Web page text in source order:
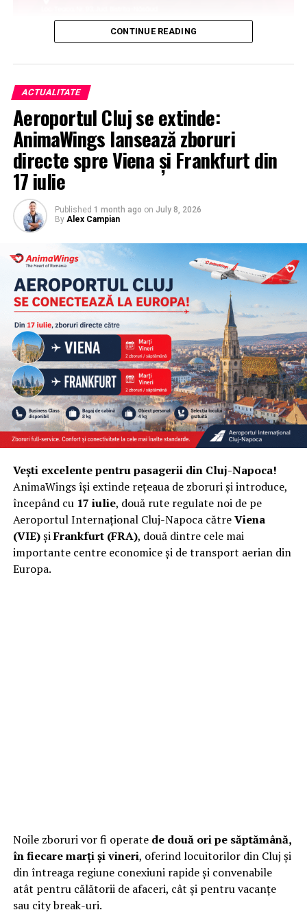
CONTINUE READING
ACTUALITATE
Aeroportul Cluj se extinde:
AnimaWings lansează zboruri
directe spre Viena și Frankfurt din
17 iulie
Published 1 month ago on July 8, 2026
By Alex Campian
Vești excelente pentru pasagerii din Cluj-Napoca!
AnimaWings își extinde rețeaua de zboruri și introduce,
începând cu 17 iulie, două rute regulate noi de pe
Aeroportul Internațional Cluj-Napoca cătreViena
(VIE)șiFrankfurt (FRA), două dintre cele mai
importante centre economice și de transport aerian din
Europa.
Noile zboruri vor fi operate de două ori pe săptămână,
în fiecare marți și vineri, oferind locuitorilor din Cluj și
din întreaga regiune conexiuni rapide și convenabile
atât pentru călătorii de afaceri, cât și pentru vacanțe
sau city break-uri.